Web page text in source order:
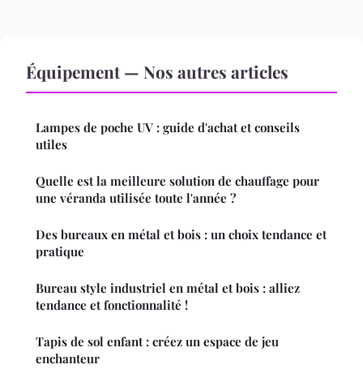
Équipement — Nos autres articles
Lampes de poche UV : guide d'achat et conseils
utiles
Quelle est la meilleure solution de chauffage pour
une véranda utilisée toute l'année ?
Des bureaux en métal et bois : un choix tendance et
pratique
Bureau style industriel en métal et bois : alliez
tendance et fonctionnalité !
Tapis de sol enfant : créez un espace de jeu
enchanteur